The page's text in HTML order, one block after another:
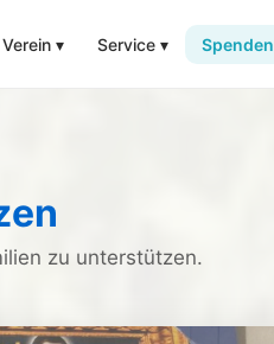
Verein ▾ Service ▾ Spenden
zu unterstützen.